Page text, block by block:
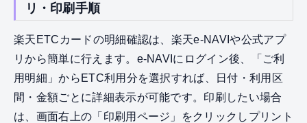
リ・印刷手順
楽天ETCカードの明細確認は、楽天e-NAVIや公式アプ
リから簡単に行えます。e-NAVIにログイン後、「ご利
用明細」からETC利用分を選択すれば、日付・利用区
間・金額ごとに詳細表示が可能です。印刷したい場合
は、画面右上の「印刷用ページ」をクリックしプリント